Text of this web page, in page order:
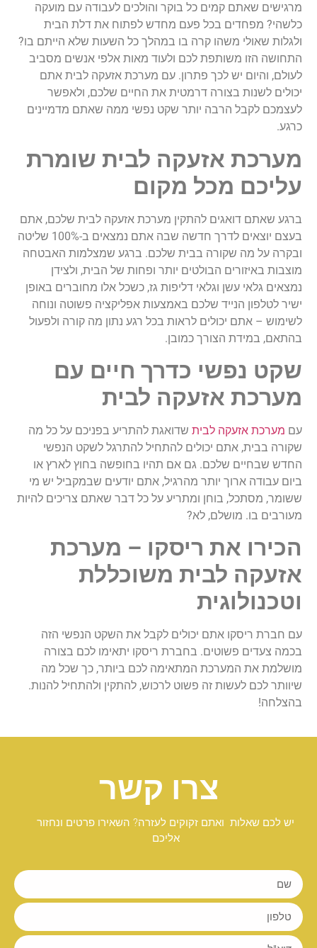
מרגישים שאתם קמים כל בוקר והולכים לעבודה עם מועקה
כלשהי? מפחדים בכל פעם מחדש לפתוח את דלת הבית
ולגלות שאולי משהו קרה בו במהלך כל השעות שלא הייתם בו?
התחושה הזו משותפת לכם ולעוד מאות אלפי אנשים מסביב
לעולם, והיום יש לכך פתרון. עם מערכת אזעקה לבית אתם
יכולים לשנות בצורה דרמטית את החיים שלכם, ולאפשר
לעצמכם לקבל הרבה יותר שקט נפשי ממה שאתם מדמיינים
כרגע.
מערכת אזעקה לבית שומרת
עליכם מכל מקום
ברגע שאתם דואגים להתקין מערכת אזעקה לבית שלכם, אתם
בעצם יוצאים לדרך חדשה שבה אתם נמצאים ב-100% שליטה
ובקרה על מה שקורה בבית שלכם. ברגע שמצלמות האבטחה
מוצבות באיזורים הבולטים יותר ופחות של הבית, ולצידן
נמצאים גלאי עשן וגלאי דליפות גז, כשכל אלו מחוברים באופן
ישיר לטלפון הנייד שלכם באמצעות אפליקציה פשוטה ונוחה
לשימוש – אתם יכולים לראות בכל רגע נתון מה קורה ולפעול
בהתאם, במידת הצורך כמובן.
שקט נפשי כדרך חיים עם
מערכת אזעקה לבית
עם מערכת אזעקה לבית שדואגת להתריע בפניכם על כל מה
שקורה בבית, אתם יכולים להתחיל להתרגל לשקט הנפשי
החדש שבחיים שלכם. גם אם תהיו בחופשה בחוץ לארץ או
ביום עבודה ארוך יותר מהרגיל, אתם יודעים שבמקביל יש מי
ששומר, מסתכל, בוחן ומתריע על כל דבר שאתם צריכים להיות
מעורבים בו. מושלם, לא?
הכירו את ריסקו – מערכת
אזעקה לבית משוכללת
וטכנולוגית
עם חברת ריסקו אתם יכולים לקבל את השקט הנפשי הזה
בכמה צעדים פשוטים. בחברת ריסקו יתאימו לכם בצורה
מושלמת את המערכת המתאימה לכם ביותר, כך שכל מה
שיוותר לכם לעשות זה פשוט לרכוש, להתקין ולהתחיל להנות.
בהצלחה!
צרו קשר
יש לכם שאלות ואתם זקוקים לעזרה? השאירו פרטים ונחזור
אליכם